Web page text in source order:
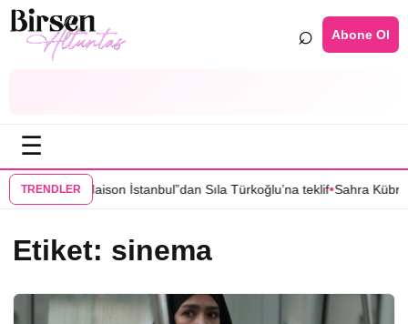
⌕ Abone Ol
☰
TRENDLER
Maison İstanbul”dan Sıla Türkoğlu’na teklif•Sahra Kübra
Etiket: sinema